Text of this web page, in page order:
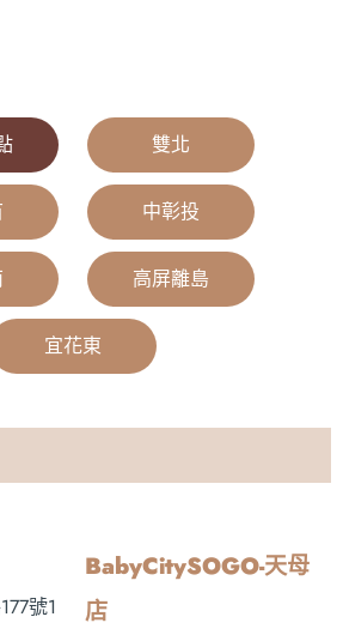
雙北
中彰投
高屏離島
宜花東
號1
BabyCitySOGO-天母
店